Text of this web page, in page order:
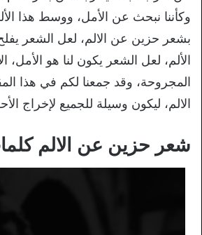
وكأننا نبحث عن الأمل، ووسط هذا
بشعر حزين عن الالم، لعل الشعر
الألم، لعل الشعر يكون لنا هو الأمل،
المجروحة، وقد جمعنا لكم في هذا
الالم، ليكون وسيلة للجميع لإخراج
شعر حزين عن الالم